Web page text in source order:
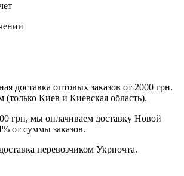
доставка оптовых заказов от 2000 грн.
Киев и Киевская область).
грн, мы оплачиваем доставку Новой
от суммы заказов.
перевозчиком Укрпочта.